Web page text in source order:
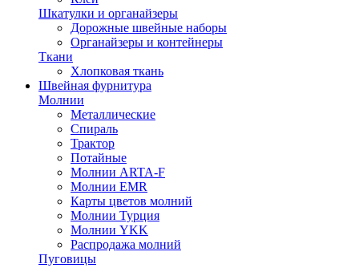
Шкатулки и органайзеры
Дорожные швейные наборы
Органайзеры и контейнеры
Ткани
Хлопковая ткань
Швейная фурнитура
Молнии
Металлические
Спираль
Трактор
Потайные
Молнии ARTA-F
Молнии EMR
Карты цветов молний
Молнии Турция
Молнии YKK
Распродажа молний
Пуговицы